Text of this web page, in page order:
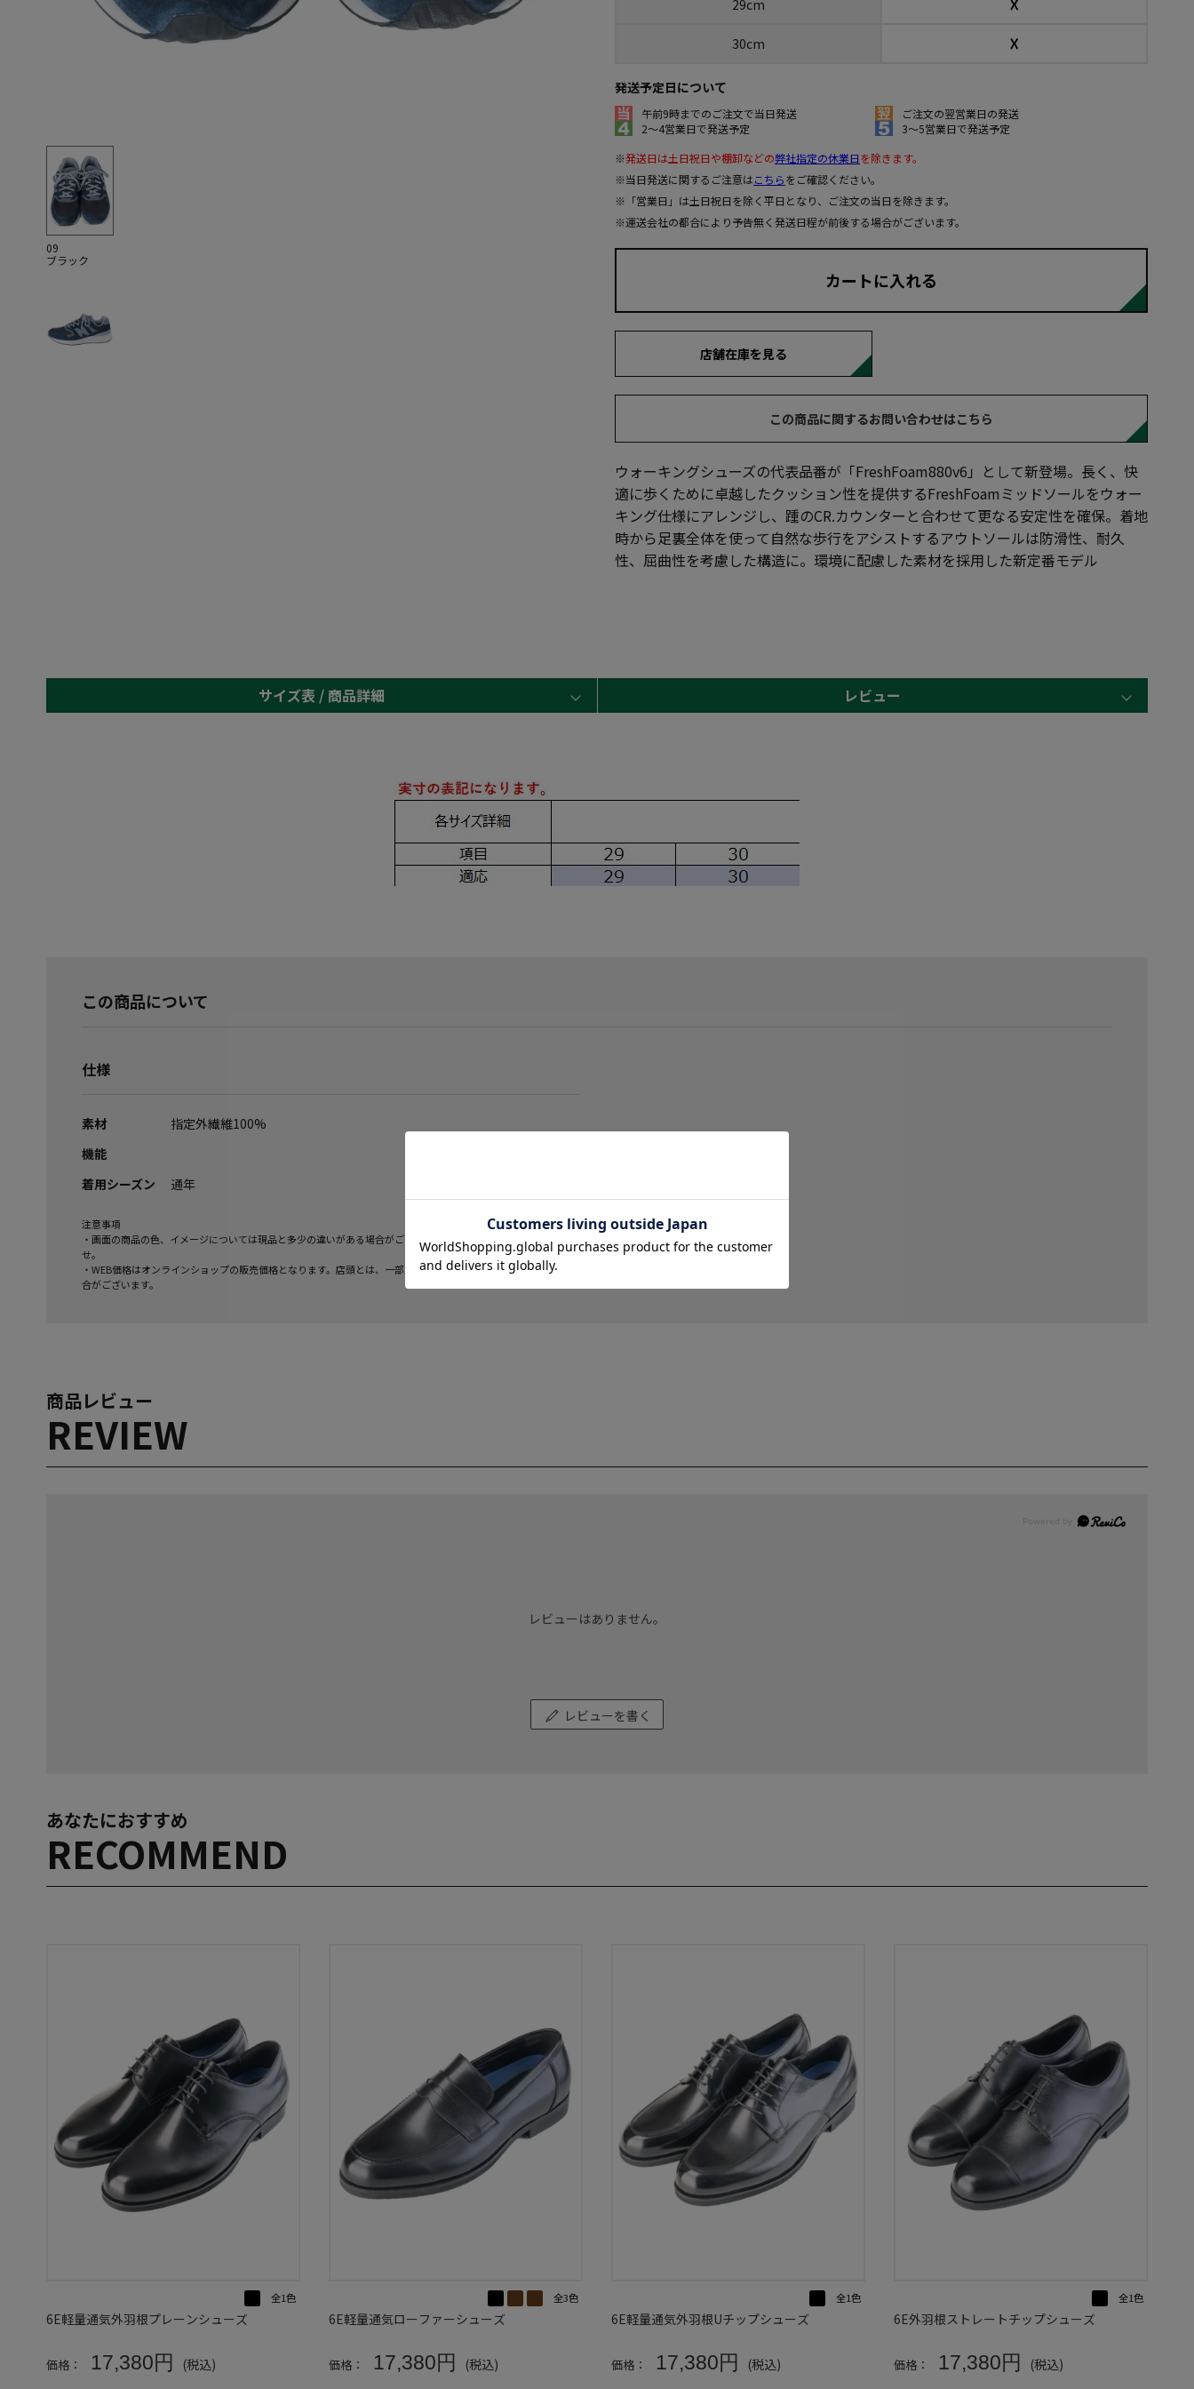
09
ブラック
29cm
30cm ☓
発送予定日について
午前9時までのご注文で当日発送
ご注文の翌営業日の発送
2～4営業日で発送予定
3～5営業日で発送予定
※発送日は土日祝日や棚卸などの弊社指定の休業日を除きます。
※当日発送に関するご注意はこちらをご確認ください。
※「営業日」は土日祝日を除く平日となり、ご注文の当日を除きます。
※運送会社の都合により予告無く発送日程が前後する場合がございます。
カートに入れる
店舗在庫を見る
この商品に関するお問い合わせはこちら
ウォーキングシューズの代表品番が「FreshFoam880v6」として新登場。長く、快
適に歩くために卓越したクッション性を提供するFreshFoamミッドソールをウォー
キング仕様にアレンジし、踵のCR.カウンターと合わせて更なる安定性を確保。着地
時から足裏全体を使って自然な歩行をアシストするアウトソールは防滑性、耐久
性、屈曲性を考慮した構造に。環境に配慮した素材を採用した新定番モデル
サイズ表 / 商品詳細 レビュー
この商品について
仕様
素材
指定外繊維100%
機能
着用シーズン
通年
注意事項
・画面の商品の色、イメージについては現品と多少の違いがある場合がございますが、予めご了承くださいま
せ。
・WEB価格はオンラインショップの販売価格となります。店頭とは、一部販売価格およびセール内容が異なる場
合がございます。
商品レビュー
REVIEW
レビューはありません。
レビューを書く
あなたにおすすめ
RECOMMEND
全1色
6E軽量通気外羽根プレーンシューズ
価格： 17,380円 (税込)
全3色
6E軽量通気ローファーシューズ
価格： 17,380円 (税込)
全1色
6E軽量通気外羽根Uチップシューズ
価格： 17,380円 (税込)
全1色
6E外羽根ストレートチップシューズ
価格： 17,380円 (税込)